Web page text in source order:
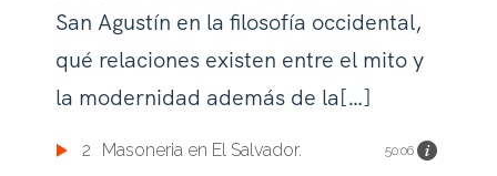
San Agustín en la filosofía occidental,
qué relaciones existen entre el mito y
la modernidad además de la[…]
2 Masoneria en El Salvador. 50:06